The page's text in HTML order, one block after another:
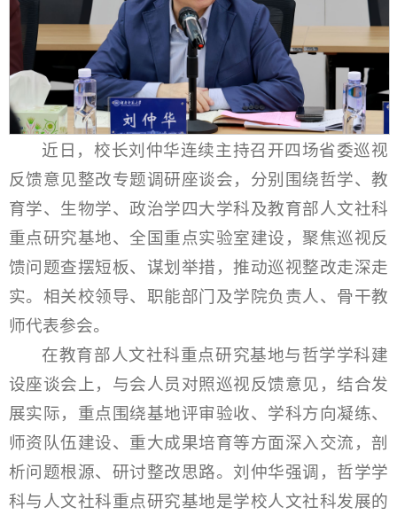
近日，校长刘仲华连续主持召开四场省委巡视
反馈意见整改专题调研座谈会，分别围绕哲学、教
育学、生物学、政治学四大学科及教育部人文社科
重点研究基地、全国重点实验室建设，聚焦巡视反
馈问题查摆短板、谋划举措，推动巡视整改走深走
实。相关校领导、职能部门及学院负责人、骨干教
师代表参会。
在教育部人文社科重点研究基地与哲学学科建
设座谈会上，与会人员对照巡视反馈意见，结合发
展实际，重点围绕基地评审验收、学科方向凝练、
师资队伍建设、重大成果培育等方面深入交流，剖
析问题根源、研讨整改思路。刘仲华强调，哲学学
科与人文社科重点研究基地是学校人文社科发展的